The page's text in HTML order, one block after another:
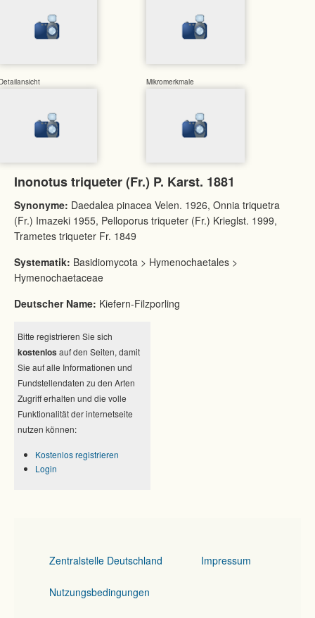
Mikromerkmale
Inonotus triqueter (Fr.) P. Karst. 1881
Synonyme: Daedalea pinacea Velen. 1926, Onnia triquetra
(Fr.) Imazeki 1955, Pelloporus triqueter (Fr.) Krieglst. 1999,
Trametes triqueter Fr. 1849
Systematik: Basidiomycota > Hymenochaetales >
Hymenochaetaceae
Deutscher Name: Kiefern-Filzporling
Bitte registrieren Sie sich
kostenlos auf den Seiten, damit
Sie auf alle Informationen und
Fundstellendaten zu den Arten
Zugriff erhalten und die volle
Funktionalität der internetseite
nutzen können:
Kostenlos registrieren
Login
Zentralstelle Deutschland Impressum
Nutzungsbedingungen